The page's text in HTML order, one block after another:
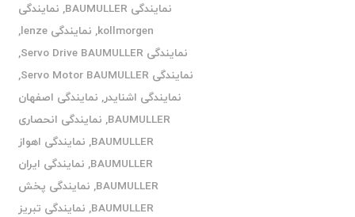
نمایندگی BAUMULLER
, نمایندگی
kollmorgen
, نمایندگی lenze
,
نمایندگی Servo Drive BAUMULLER
,
نمایندگی Servo Motor BAUMULLER
,
نمایندگی اشنایدر, نمایندگی اصفهان
BAUMULLER
, نمایندگی انحصاری
BAUMULLER
, نمایندگی اهواز
BAUMULLER
, نمایندگی ایران
BAUMULLER
, نمایندگی پخش
BAUMULLER
, نمایندگی تبریز